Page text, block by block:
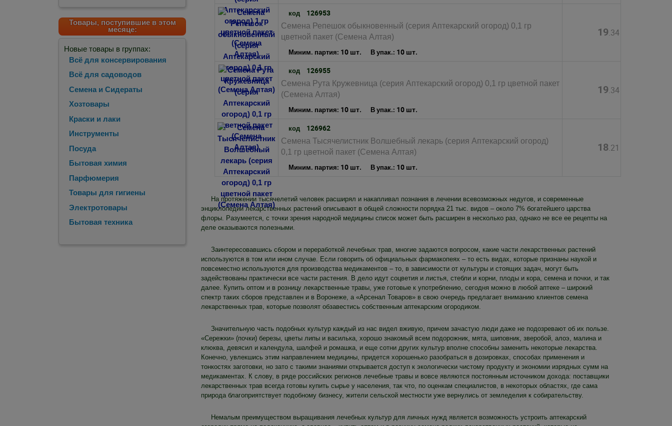
Товары, поступившие в этом
месяце:
Новые товары в группах:
Всё для консервирования
Всё для садоводов
Семена и Сидераты
Хозтовары
Краски и лаки
Инструменты
Посуда
Бытовая химия
Парфюмерия
Товары для гигиены
Электротовары
Бытовая техника
код 126953
Семена Репешок обыкновенный (серия Аптекарский огород) 0,1 гр
цветной пакет (Семена Алтая)
Миним. партия: 10 шт. В упак.: 10 шт.
19.34
код 126955
Семена Рута Кружевница (серия Аптекарский огород) 0,1 гр цветной пакет
(Семена Алтая)
Миним. партия: 10 шт. В упак.: 10 шт.
19.34
код 126962
Семена Тысячелистник Волшебный лекарь (серия Аптекарский огород)
0,1 гр цветной пакет (Семена Алтая)
Миним. партия: 10 шт. В упак.: 10 шт.
18.21
На протяжении тысячелетий человек расширял и накапливал познания в лечении всевозможных недугов, и современные
энциклопедии лекарственных растений описывают в общей сложности порядка 21 тыс. видов – около 7% богатейшего царства
флоры. Разумеется, с точки зрения народной медицины список может быть расширен в несколько раз, однако не все ее рецепты на
деле оказываются полезными.
Заинтересовавшись сбором и переработкой лечебных трав, многие задаются вопросом, какие части лекарственных растений
используются в том или ином случае. Если говорить об официальных фармакопеях – то есть видах, которые признаны наукой и
повсеместно используются для производства медикаментов – то, в зависимости от культуры и стоящих задач, могут быть
задействованы практически все части растения. В дело идут соцветия и листья, стебли и корни, плоды и кора, семена и почки, и так
далее. Купить оптом и в розницу лекарственные травы, уже готовые к употреблению, сегодня можно в любой аптеке – широкий
спектр таких сборов представлен и в Воронеже, а «Арсенал Товаров» в свою очередь предлагает вниманию клиентов семена
лекарственных трав, которые позволят обзавестись собственным аптекарским огородиком.
Значительную часть подобных культур каждый из нас видел вживую, причем зачастую люди даже не подозревают об их пользе.
«Сережки» (почки) березы, цветы липы и василька, хорошо знакомый всем подорожник, мята, шиповник, зверобой, алоэ, малина и
клюква, девясил и календула, шалфей и ромашка, и еще сотни других культур вполне способны заменить некоторые лекарства.
Конечно, увлекшись этим направлением медицины, придется хорошенько разобраться в дозировках, способах применения и
тонкостях заготовки, но зато с такими знаниями открывается доступ к экологически чистому продукту и экономии изрядных сумм на
медикаментах. К слову, в ряде российских регионов лечебные травы и вовсе являются постоянным источником дохода: поставщики
лекарственных трав всегда готовы купить сырье у населения, так что, по оценкам специалистов, в некоторых областях, где сама
природа благоприятствует подобному бизнесу, жители сельской местности уже вернулись от земледелия к собирательству.
Немалым преимуществом выращивания лечебных культур для личных нужд является возможность устроить аптекарский